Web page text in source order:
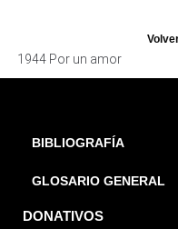
1944 Por un amor
BIBLIOGRAFÍA
GLOSARIO GENERAL
DONATIVOS